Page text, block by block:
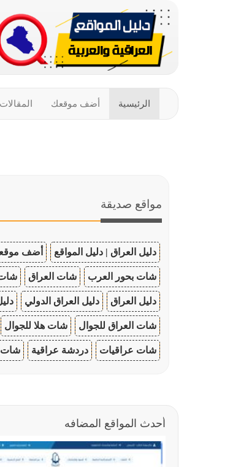
الرئيسية أضف موقعك المقالات
مواقع صديقة
دليل العراق | دليل المواقع أضف
شات بحور العرب شات العراق شات
دليل العراق دليل العراق الدولي
شات العراق للجوال شات هلا للجوال
شات عراقيات دردشة عراقية شات
أحدث المواقع المضافه